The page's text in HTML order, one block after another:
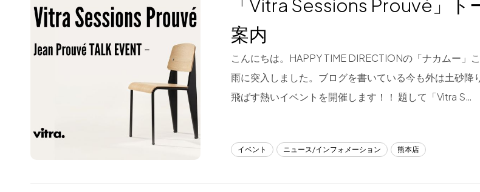
Blog
About us
「Vitra Sessions Prouvé」
案内
こんにちは。HAPPY TIME DIRECTIONの「ナカムー」
雨に突入しました。ブログを書いている今も外は土砂降
飛ばす熱いイベントを開催します！！ 題して「Vitra S…
イベント ニュース/インフォメーション 熊本店